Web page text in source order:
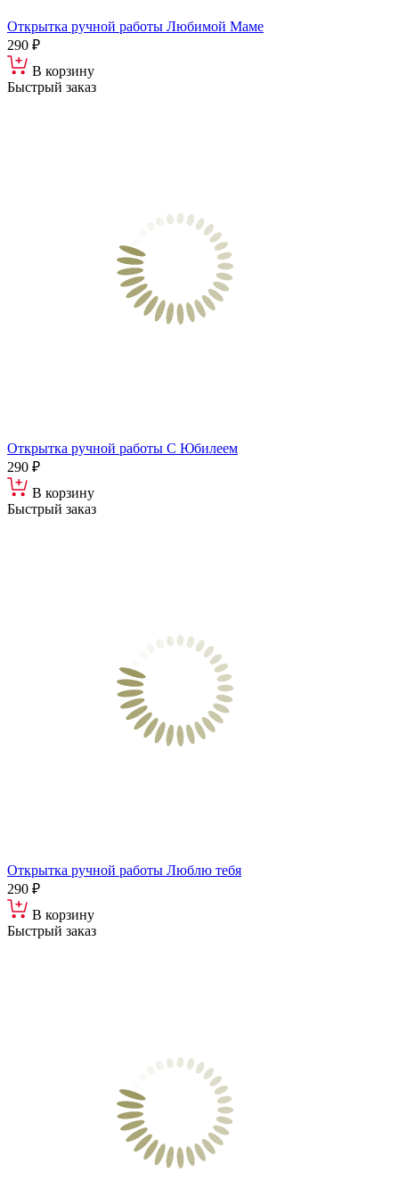
Открытка ручной работы Любимой Маме
290 ₽
В корзину
Быстрый заказ
Открытка ручной работы С Юбилеем
290 ₽
В корзину
Быстрый заказ
Открытка ручной работы Люблю тебя
290 ₽
В корзину
Быстрый заказ